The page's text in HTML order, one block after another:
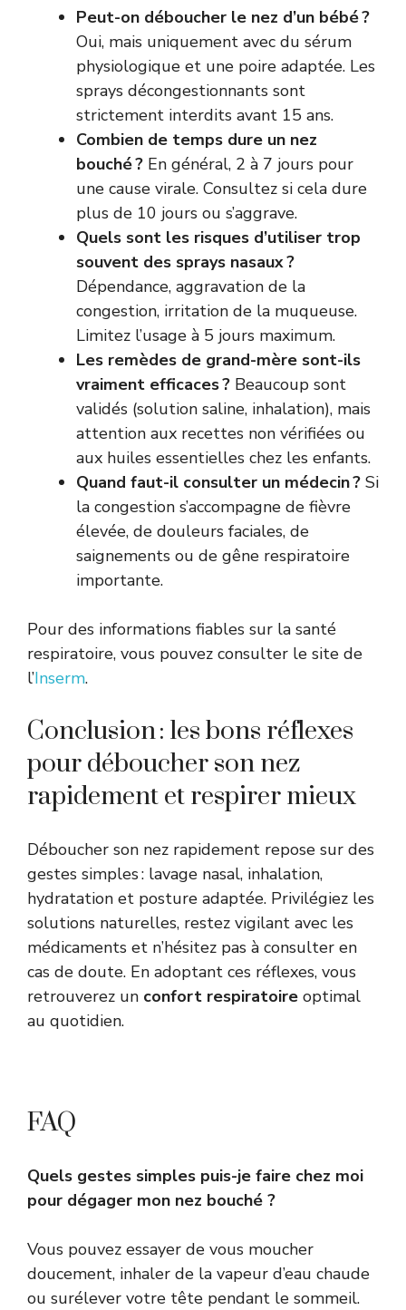
Peut-on déboucher le nez d’un bébé ?
Oui, mais uniquement avec du sérum
physiologique et une poire adaptée. Les
sprays décongestionnants sont
strictement interdits avant 15 ans.
Combien de temps dure un nez
bouché ? En général, 2 à 7 jours pour
une cause virale. Consultez si cela dure
plus de 10 jours ou s’aggrave.
Quels sont les risques d’utiliser trop
souvent des sprays nasaux ?
Dépendance, aggravation de la
congestion, irritation de la muqueuse.
Limitez l’usage à 5 jours maximum.
Les remèdes de grand-mère sont-ils
vraiment efficaces ? Beaucoup sont
validés (solution saline, inhalation), mais
attention aux recettes non vérifiées ou
aux huiles essentielles chez les enfants.
Quand faut-il consulter un médecin ? Si
la congestion s’accompagne de fièvre
élevée, de douleurs faciales, de
saignements ou de gêne respiratoire
importante.
Pour des informations fiables sur la santé
respiratoire, vous pouvez consulter le site de
l’Inserm.
Conclusion : les bons réflexes
pour déboucher son nez
rapidement et respirer mieux
Déboucher son nez rapidement repose sur des
gestes simples : lavage nasal, inhalation,
hydratation et posture adaptée. Privilégiez les
solutions naturelles, restez vigilant avec les
médicaments et n’hésitez pas à consulter en
cas de doute. En adoptant ces réflexes, vous
retrouverez un confort respiratoire optimal
au quotidien.
FAQ
Quels gestes simples puis-je faire chez moi
pour dégager mon nez bouché ?
Vous pouvez essayer de vous moucher
doucement, inhaler de la vapeur d’eau chaude
ou surélever votre tête pendant le sommeil.